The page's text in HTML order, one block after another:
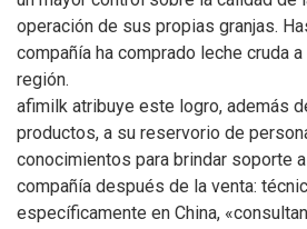
operación de sus propias granjas.
compañía ha comprado leche cruda
región.
afimilk atribuye este logro, además
productos, a su reservorio de
conocimientos para brindar soporte
compañía después de la venta:
específicamente en China,